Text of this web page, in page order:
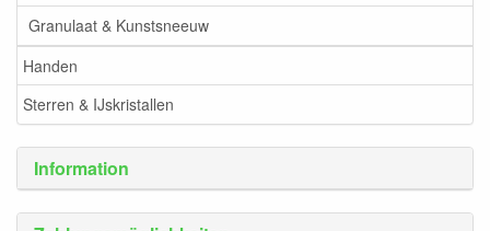
Granulaat & Kunstsneeuw
Handen
Sterren & IJskristallen
Information